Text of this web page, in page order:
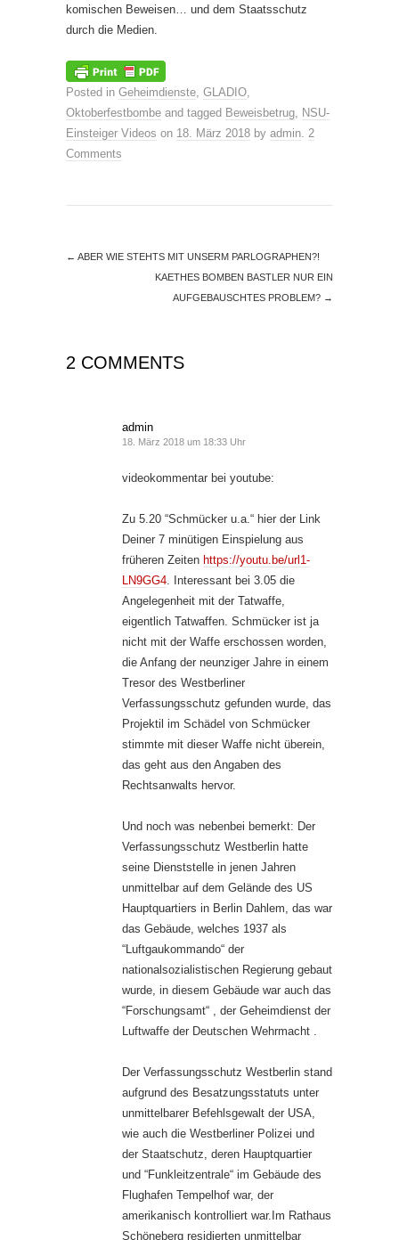
komischen Beweisen… und dem Staatsschutz
durch die Medien.
Posted in Geheimdienste, GLADIO,
Oktoberfestbombe and tagged Beweisbetrug, NSU-
Einsteiger Videos on 18. März 2018 by admin. 2
Comments
← ABER WIE STEHTS MIT UNSERM PARLOGRAPHEN?!
KAETHES BOMBEN BASTLER NUR EIN
AUFGEBAUSCHTES PROBLEM? →
2 COMMENTS
admin
18. März 2018 um 18:33 Uhr
videokommentar bei youtube:
Zu 5.20 “Schmücker u.a.“ hier der Link
Deiner 7 minütigen Einspielung aus
früheren Zeiten https://youtu.be/url1-
LN9GG4. Interessant bei 3.05 die
Angelegenheit mit der Tatwaffe,
eigentlich Tatwaffen. Schmücker ist ja
nicht mit der Waffe erschossen worden,
die Anfang der neunziger Jahre in einem
Tresor des Westberliner
Verfassungsschutz gefunden wurde, das
Projektil im Schädel von Schmücker
stimmte mit dieser Waffe nicht überein,
das geht aus den Angaben des
Rechtsanwalts hervor.
Und noch was nebenbei bemerkt: Der
Verfassungsschutz Westberlin hatte
seine Dienststelle in jenen Jahren
unmittelbar auf dem Gelände des US
Hauptquartiers in Berlin Dahlem, das war
das Gebäude, welches 1937 als
“Luftgaukommando“ der
nationalsozialistischen Regierung gebaut
wurde, in diesem Gebäude war auch das
“Forschungsamt“ , der Geheimdienst der
Luftwaffe der Deutschen Wehrmacht .
Der Verfassungsschutz Westberlin stand
aufgrund des Besatzungsstatuts unter
unmittelbarer Befehlsgewalt der USA,
wie auch die Westberliner Polizei und
der Staatschutz, deren Hauptquartier
und “Funkleitzentrale“ im Gebäude des
Flughafen Tempelhof war, der
amerikanisch kontrolliert war.Im Rathaus
Schöneberg residierten unmittelbar